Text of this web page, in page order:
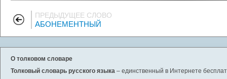
ПРЕДЫДУЩЕЕ СЛОВО
АБОНЕМЕНТНЫЙ
О толковом словаре
Толковый словарь русского языка – единственный в Интернете